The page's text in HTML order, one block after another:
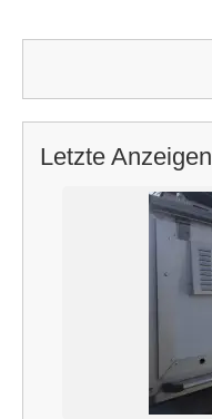
Letzte Anzeigen